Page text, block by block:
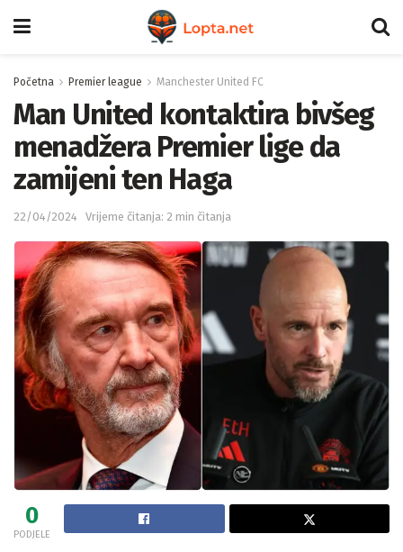
Početna Premier league Manchester United FC
Man United kontaktira bivšeg
menadžera Premier lige da
zamijeni ten Haga
22/04/2024 Vrijeme čitanja: 2 min čitanja
0
PODJELE